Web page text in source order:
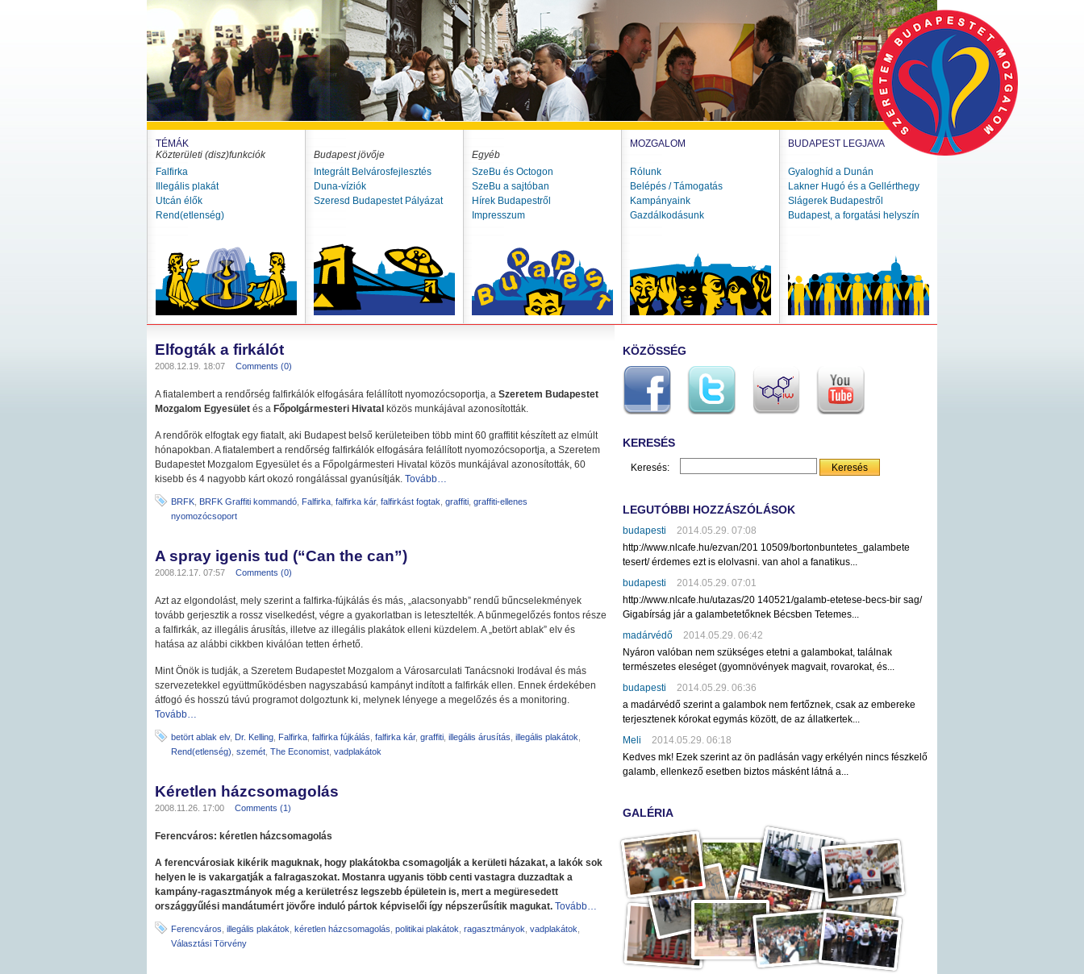
TÉMÁK
Közterületi (disz)funkciók
Falfirka
Illegális plakát
Utcán élők
Rend(etlenség)
Budapest jövője
Integrált Belvárosfejlesztés
Duna-víziók
Szeresd Budapestet Pályázat
Egyéb
SzeBu és Octogon
SzeBu a sajtóban
Hírek Budapestről
Impresszum
MOZGALOM
Rólunk
Belépés / Támogatás
Kampányaink
Gazdálkodásunk
BUDAPEST LEGJAVA
Gyaloghíd a Dunán
Lakner Hugó és a Gellérthegy
Slágerek Budapestről
Budapest, a forgatási helyszín
Elfogták a firkálót
2008.12.19. 18:07 Comments (0)
A fiatalembert a rendőrség falfirkálók elfogására felállított nyomozócsoportja, a Szeretem Budapestet
Mozgalom Egyesület és a Főpolgármesteri Hivatal közös munkájával azonosították.
A rendőrök elfogtak egy fiatalt, aki Budapest belső kerületeiben több mint 60 graffitit készített az elmúlt
hónapokban. A fiatalembert a rendőrség falfirkálók elfogására felállított nyomozócsoportja, a Szeretem
Budapestet Mozgalom Egyesület és a Főpolgármesteri Hivatal közös munkájával azonosították, 60
kisebb és 4 nagyobb kárt okozó rongálással gyanúsítják. Tovább…
BRFK BRFK Graffiti kommandó Falfirka falfirka kár, falfirkást fogtak graffiti graffiti-ellenes
nyomozócsoport
A spray igenis tud (“Can the can”)
2008.12.17. 07:57 Comments (0)
Azt az elgondolást, mely szerint a falfirka-fújkálás és más, „alacsonyabb” rendű bűncselekmények
tovább gerjesztik a rossz viselkedést, végre a gyakorlatban is letesztelték. A bűnmegelőzés fontos része
a falfirkák, az illegális árusítás, illetve az illegális plakátok elleni küzdelem. A „betört ablak” elv és
hatása az alábbi cikkben kiválóan tetten érhető.
Mint Önök is tudják, a Szeretem Budapestet Mozgalom a Városarculati Tanácsnoki Irodával és más
szervezetekkel együttműködésben nagyszabású kampányt indított a falfirkák ellen. Ennek érdekében
átfogó és hosszú távú programot dolgoztunk ki, melynek lényege a megelőzés és a monitoring.
Tovább…
betört ablak elv, Dr. Kelling Falfirka falfirka fújkálás falfirka kár, graffiti illegális árusítás illegális plakátok
Rend(etlenség) szemét The Economist vadplakátok
Kéretlen házcsomagolás
2008.11.26. 17:00 Comments (1)
Ferencváros: kéretlen házcsomagolás
A ferencvárosiak kikérik maguknak, hogy plakátokba csomagolják a kerületi házakat, a lakók sok
helyen le is vakargatják a falragaszokat. Mostanra ugyanis több centi vastagra duzzadtak a
kampány-ragasztmányok még a kerületrész legszebb épületein is, mert a megüresedett
országgyűlési mandátumért jövőre induló pártok képviselői így népszerűsítik magukat. Tovább…
Ferencváros illegális plakátok kéretlen házcsomagolás politikai plakátok ragasztmányok vadplakátok
Választási Törvény
KÖZÖSSÉG
KERESÉS
Keresés:
LEGUTÓBBI HOZZÁSZÓLÁSOK
budapesti
2014.05.29. 07:08
http://www.nlcafe.hu/ezvan/201 10509/bortonbuntetes_galambete
tesert/ érdemes ezt is elolvasni. van ahol a fanatikus...
budapesti
2014.05.29. 07:01
http://www.nlcafe.hu/utazas/20 140521/galamb-etetese-becs-bir sag/
Gigabírság jár a galambetetőknek Bécsben Tetemes...
madárvédő
2014.05.29. 06:42
Nyáron valóban nem szükséges etetni a galambokat, találnak
természetes eleséget (gyomnövények magvait, rovarokat, és...
budapesti
2014.05.29. 06:36
a madárvédő szerint a galambok nem fertőznek, csak az embereke
terjesztenek kórokat egymás között, de az állatkertek...
Meli
2014.05.29. 06:18
Kedves mk! Ezek szerint az ön padlásán vagy erkélyén nincs fészkelő
galamb, ellenkező esetben biztos másként látná a...
GALÉRIA